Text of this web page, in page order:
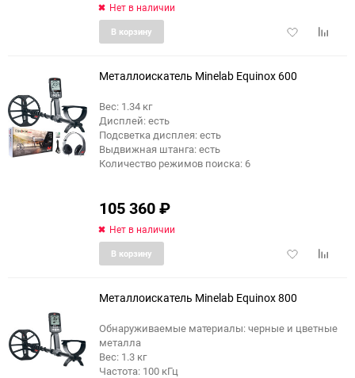
Нет в наличии
Добавить
В корзину
Металлоискатель Minelab Equinox 600
Вес: 1.34 кг
Дисплей: есть
Подсветка дисплея: есть
Выдвижная штанга: есть
Количество режимов поиска: 6
105 360₽
Нет в наличии
Добавить
В корзину
Металлоискатель Minelab Equinox 800
Обнаруживаемые материалы: черные и цветные
металла
Вес: 1.3 кг
Частота: 100 кГц